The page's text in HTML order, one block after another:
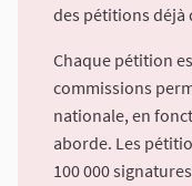
des pétitions déjà
Chaque pétition
commissions
nationale, en
aborde. Les
100 000